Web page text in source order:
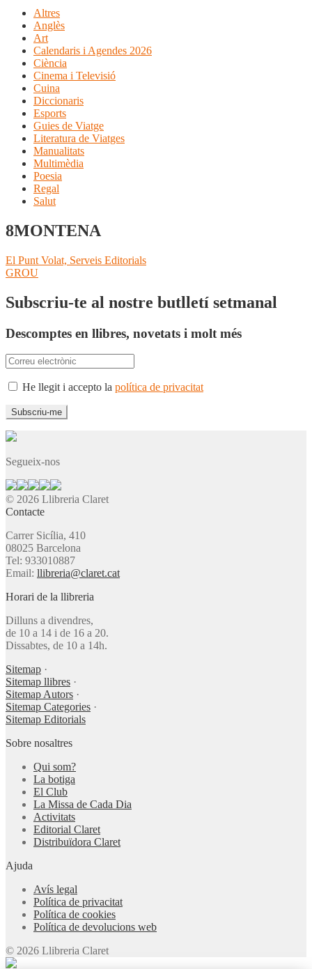
Altres
Anglès
Art
Calendaris i Agendes 2026
Ciència
Cinema i Televisió
Cuina
Diccionaris
Esports
Guies de Viatge
Literatura de Viatges
Manualitats
Multimèdia
Poesia
Regal
Salut
8MONTENA
Navegació
d'entrades
Entrada
anterior:
El Punt Volat, Serveis Editorials
Pròxima
GROU
Subscriu-te al nostre butlletí setmanal
Descomptes en llibres, novetats i molt més
He llegit i accepto la política de privacitat
Segueix-nos
© 2026 Llibreria Claret
Contacte
Carrer Sicília, 410
08025 Barcelona
Tel: 933010887
Email: llibreria@claret.cat
Horari de la llibreria
Dilluns a divendres,
de 10 a 14 i de 16 a 20.
Dissabtes, de 10 a 14h.
Sitemap ·
Sitemap llibres ·
Sitemap Autors ·
Sitemap Categories ·
Sitemap Editorials
Sobre nosaltres
Qui som?
La botiga
El Club
La Missa de Cada Dia
Activitats
Editorial Claret
Distribuïdora Claret
Ajuda
Avís legal
Política de privacitat
Política de cookies
Política de devolucions web
© 2026 Llibreria Claret